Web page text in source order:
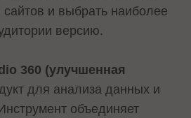
и выбрать наиболее
версию.
360 (улучшенная
для анализа данных и
объединяет